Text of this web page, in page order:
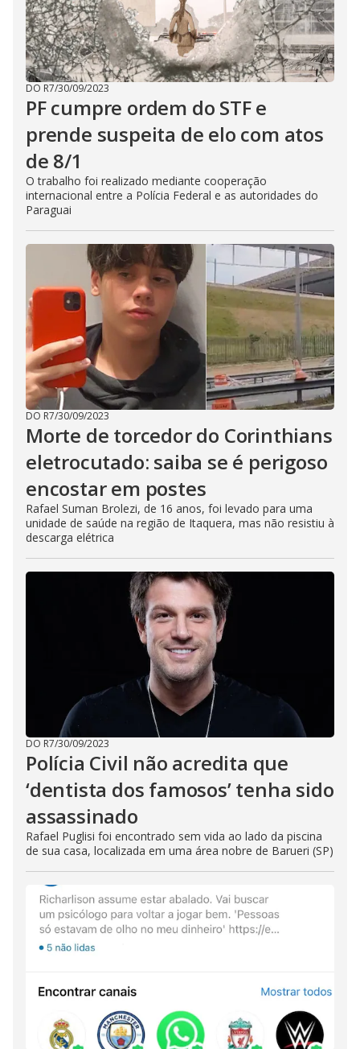
DO R7/30/09/2023
PF cumpre ordem do STF e
prende suspeita de elo com atos
de 8/1
O trabalho foi realizado mediante cooperação
internacional entre a Polícia Federal e as autoridades do
Paraguai
DO R7/30/09/2023
Morte de torcedor do Corinthians
eletrocutado: saiba se é perigoso
encostar em postes
Rafael Suman Brolezi, de 16 anos, foi levado para uma
unidade de saúde na região de Itaquera, mas não resistiu à
descarga elétrica
DO R7/30/09/2023
Polícia Civil não acredita que
‘dentista dos famosos’ tenha sido
assassinado
Rafael Puglisi foi encontrado sem vida ao lado da piscina
de sua casa, localizada em uma área nobre de Barueri (SP)